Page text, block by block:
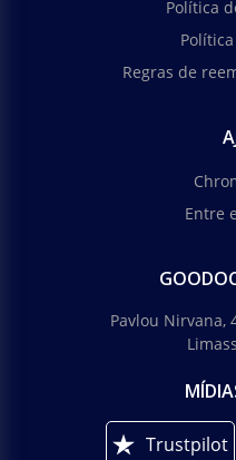
Política
Regras de
Entre
Pavlou Nirvana,
Trustpilot